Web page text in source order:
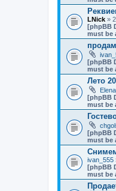
LNick »
[phpBB
must be
[phpBB
must be
Лето
Elena_
[phpBB
must be
[phpBB
must be
ivan_555
[phpBB
must be